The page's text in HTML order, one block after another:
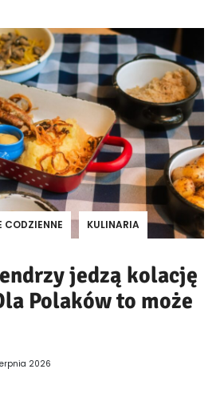
CODZIENNE KULINARIA
jedzą kolację
Polaków to może
2026